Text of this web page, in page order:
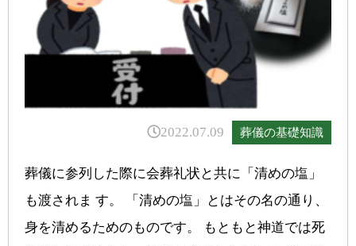
2022.07.09 葬儀の基礎知識
葬儀に参列した際に会葬礼状と共に「清めの塩」
も渡されま す。 「清めの塩」とはその名の通り、
身を清めるためのものです。 もともと神道では死